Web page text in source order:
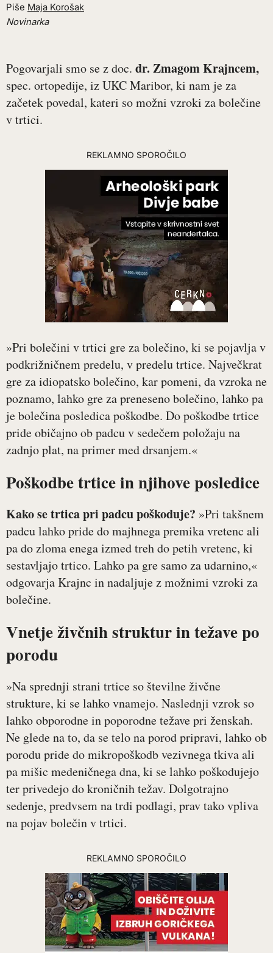
Piše Maja Korošak
Novinarka
Pogovarjali smo se z doc. dr. Zmagom Krajncem,
spec. ortopedije, iz UKC Maribor, ki nam je za
začetek povedal, kateri so možni vzroki za bolečine
v trtici.
REKLAMNO SPOROČILO
»Pri bolečini v trtici gre za bolečino, ki se pojavlja v
podkrižničnem predelu, v predelu trtice. Največkrat
gre za idiopatsko bolečino, kar pomeni, da vzroka ne
poznamo, lahko gre za preneseno bolečino, lahko pa
je bolečina posledica poškodbe. Do poškodbe trtice
pride običajno ob padcu v sedečem položaju na
zadnjo plat, na primer med drsanjem.«
Poškodbe trtice in njihove posledice
Kako se trtica pri padcu poškoduje? »Pri takšnem
padcu lahko pride do majhnega premika vretenc ali
pa do zloma enega izmed treh do petih vretenc, ki
sestavljajo trtico. Lahko pa gre samo za udarnino,«
odgovarja Krajnc in nadaljuje z možnimi vzroki za
bolečine.
Vnetje živčnih struktur in težave po
porodu
»Na sprednji strani trtice so številne živčne
strukture, ki se lahko vnamejo. Naslednji vzrok so
lahko obporodne in poporodne težave pri ženskah.
Ne glede na to, da se telo na porod pripravi, lahko ob
porodu pride do mikropoškodb vezivnega tkiva ali
pa mišic medeničnega dna, ki se lahko poškodujejo
ter privedejo do kroničnih težav. Dolgotrajno
sedenje, predvsem na trdi podlagi, prav tako vpliva
na pojav bolečin v trtici.
REKLAMNO SPOROČILO